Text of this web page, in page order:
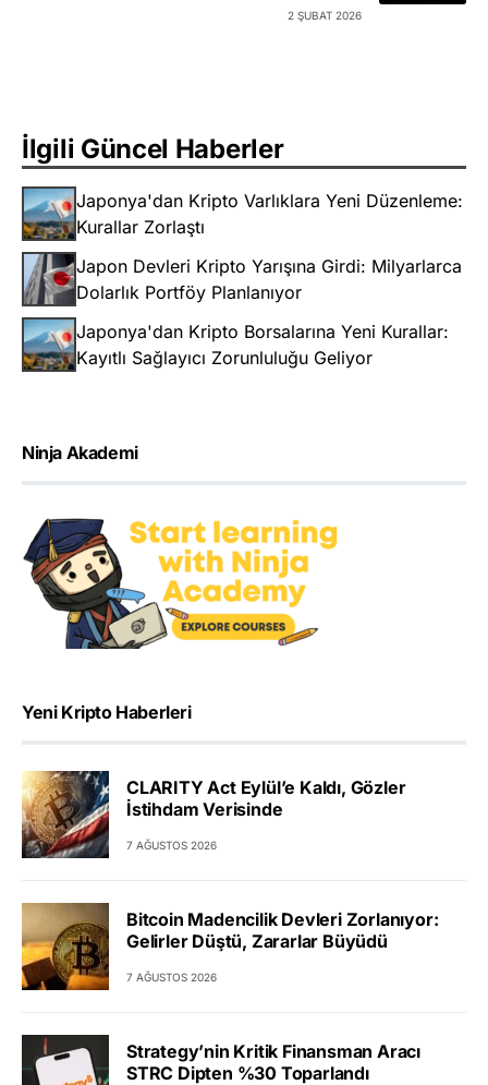
2 ŞUBAT 2026
İlgili Güncel Haberler
Japonya'dan Kripto Varlıklara Yeni Düzenleme:
Kurallar Zorlaştı
Japon Devleri Kripto Yarışına Girdi: Milyarlarca
Dolarlık Portföy Planlanıyor
Japonya'dan Kripto Borsalarına Yeni Kurallar:
Kayıtlı Sağlayıcı Zorunluluğu Geliyor
Ninja Akademi
Yeni Kripto Haberleri
CLARITY Act Eylül’e Kaldı, Gözler
İstihdam Verisinde
7 AĞUSTOS 2026
Bitcoin Madencilik Devleri Zorlanıyor:
Gelirler Düştü, Zararlar Büyüdü
7 AĞUSTOS 2026
Strategy’nin Kritik Finansman Aracı
STRC Dipten %30 Toparlandı